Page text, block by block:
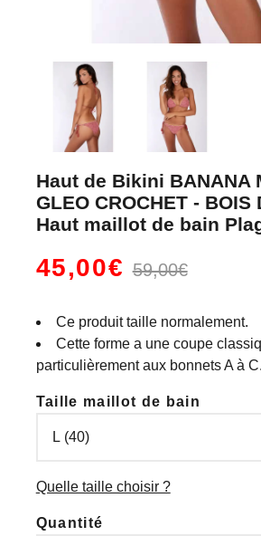
Haut de Bikini BANANA
GLEO CROCHET - BOIS
Haut maillot de bain
45,00€59,00€
Ce produit taille normalement.
Cette forme a une coupe
particulièrement aux bonnets A à C.
Taille maillot de bain
Quelle taille choisir ?
Quantité